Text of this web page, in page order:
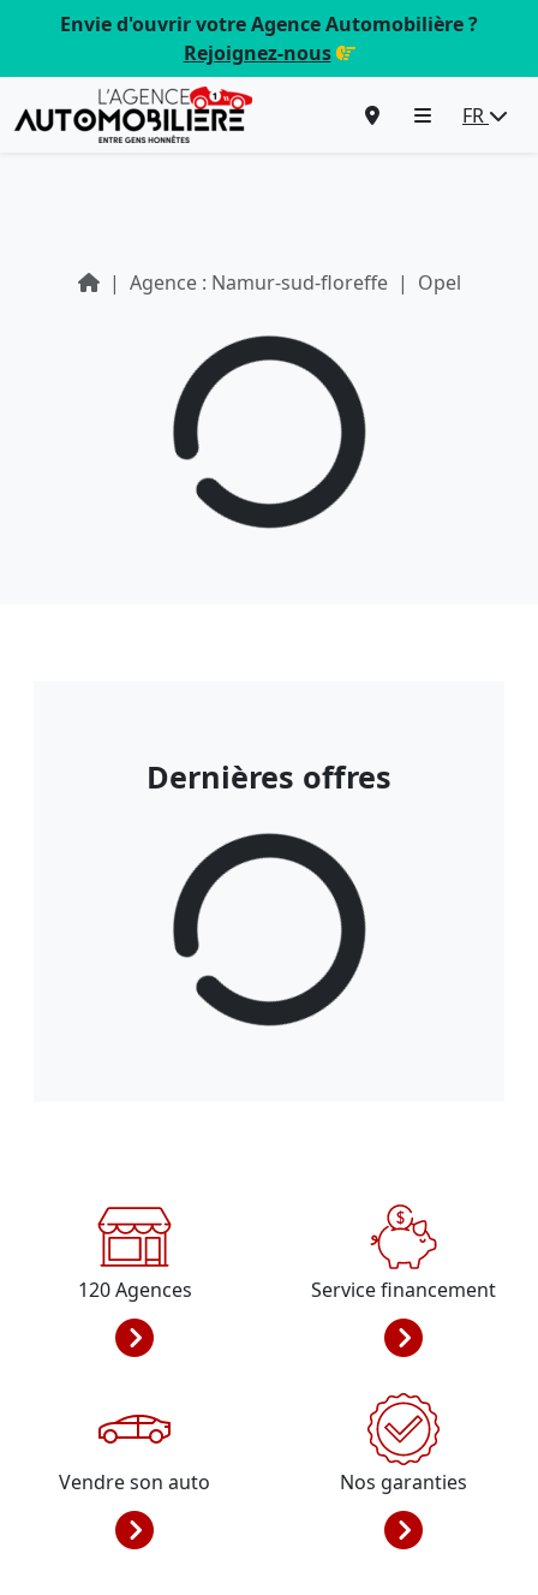
Envie d'ouvrir votre Agence Automobilière ?
Rejoignez-nous
FR
Agence : Namur-sud-floreffe Opel
Dernières offres
120Agences Service financement
Vendre son auto Nos garanties